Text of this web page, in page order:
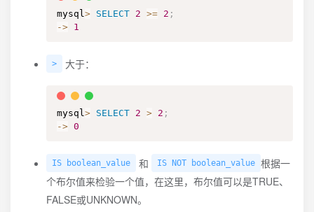
mysql> SELECT 2 >= 2 ;
-> 1
> 大于：
mysql> SELECT 2 > 2 ;
-> 0
IS boolean_value 和 IS NOT boolean_value 根据一
个布尔值来检验一个值，在这里，布尔值可以是TRUE、
FALSE或UNKNOWN。